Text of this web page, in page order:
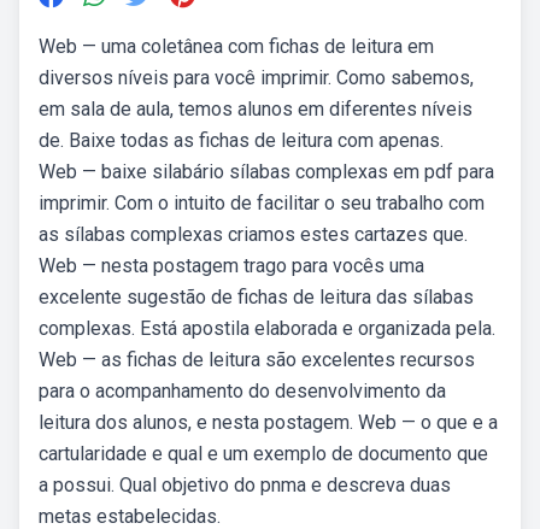
Web — uma coletânea com fichas de leitura em
diversos níveis para você imprimir. Como sabemos,
em sala de aula, temos alunos em diferentes níveis
de. Baixe todas as fichas de leitura com apenas.
Web — baixe silabário sílabas complexas em pdf para
imprimir. Com o intuito de facilitar o seu trabalho com
as sílabas complexas criamos estes cartazes que.
Web — nesta postagem trago para vocês uma
excelente sugestão de fichas de leitura das sílabas
complexas. Está apostila elaborada e organizada pela.
Web — as fichas de leitura são excelentes recursos
para o acompanhamento do desenvolvimento da
leitura dos alunos, e nesta postagem. Web — o que e a
cartularidade e qual e um exemplo de documento que
a possui. Qual objetivo do pnma e descreva duas
metas estabelecidas.